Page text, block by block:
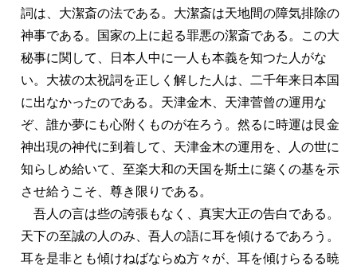
詞は、大潔斎の法である。大潔斎は天地間の障気排除の
神事である。国家の上に起る罪悪の潔斎である。この大
秘事に関して、日本人中に一人も本義を知つた人がな
い。大祓の太祝詞を正しく解した人は、二千年来日本国
に出なかったのである。天津金木、天津菅曾の運用な
ぞ、誰か夢にも心附くものが在ろう。然るに時運は艮金
神出現の神代に到着して、天津金木の運用を、人の世に
知らしめ給いて、至楽大和の天国を斯土に築くの基を示
させ給うこそ、尊き限りである。
吾人の言は些の誇張もなく、真実大正の告白である。
天下の至誠の人のみ、吾人の語に耳を傾けるであろう。
耳を是非とも傾けねばならぬ方々が、耳を傾けらるる暁